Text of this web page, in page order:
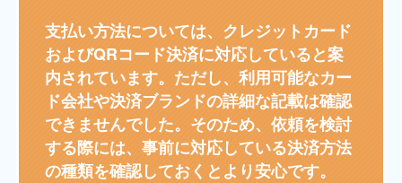
支払い方法については、クレジットカード
およびQRコード決済に対応していると案
内されています。ただし、利用可能なカー
ド会社や決済ブランドの詳細な記載は確認
できませんでした。そのため、依頼を検討
する際には、事前に対応している決済方法
の種類を確認しておくとより安心です。